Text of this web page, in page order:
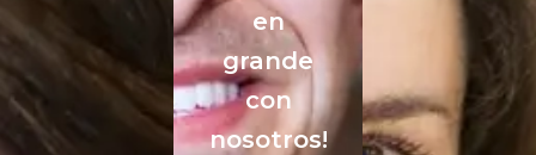
en
grande
con
nosotros!